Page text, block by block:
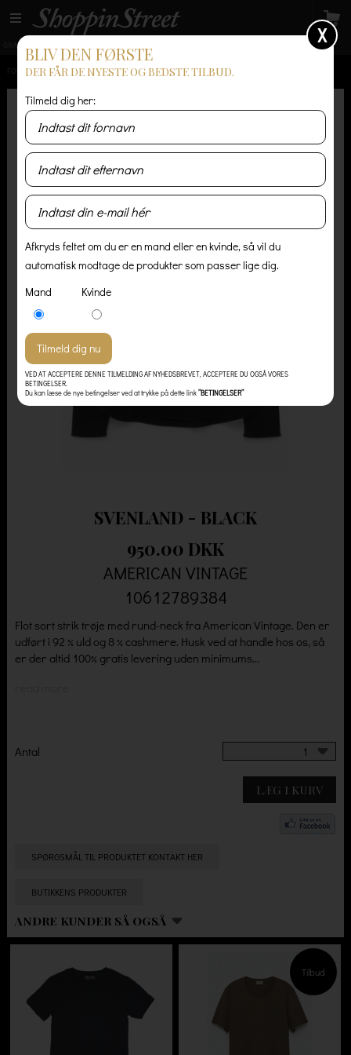
GRATIS LEVERING
FORSIDE / HERRE / TRØJER & STRIK / SVENLAND - BLACK
SVENLAND - BLACK
950.00 DKK
AMERICAN VINTAGE
10612789384
Flot sort strik trøje med rund-neck fra American Vintage. Den er
udført i 92 % uld og 8 % cashmere. Husk ved at handle hos os, så
er der altid 100% gratis levering uden minimums...
Antal 1
LÆG I KURV
SPØRGSMÅL TIL PRODUKTET KONTAKT HER
BUTIKKENS PRODUKTER
ANDRE KUNDER SÅ OGSÅ
Tilbud
X
BLIV DEN FØRSTE
DER FÅR DE NYESTE OG BEDSTE TILBUD.
Tilmeld dig her:
Afkryds feltet om du er en mand eller en kvinde, så vil du
automatisk modtage de produkter som passer lige dig.
Mand
Kvinde
VED AT ACCEPTERE DENNE TILMELDING AF NYHEDSBREVET, ACCEPTERE DU OGSÅ VORES
BETINGELSER.
Du kan læse de nye betingelser ved at trykke på dette link”BETINGELSER”